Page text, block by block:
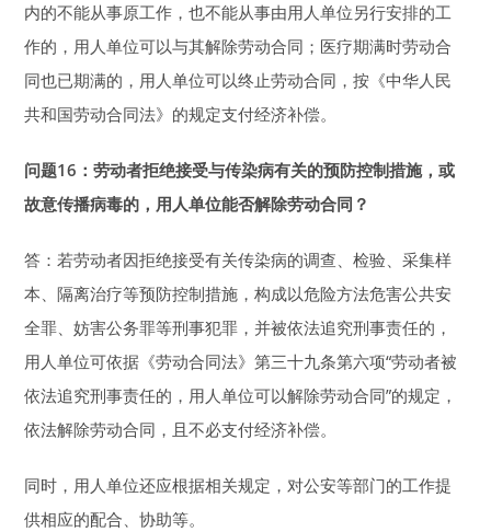
内的不能从事原工作，也不能从事由用人单位另行安排的工
作的，用人单位可以与其解除劳动合同；医疗期满时劳动合
同也已期满的，用人单位可以终止劳动合同，按《中华人民
共和国劳动合同法》的规定支付经济补偿。
问题16：劳动者拒绝接受与传染病有关的预防控制措施，或
故意传播病毒的， 用人单位能否解除劳动合同？
答：若劳动者因拒绝接受有关传染病的调查、检验、采集样
本、隔离治疗等预防控制措施，构成以危险方法危害公共安
全罪、妨害公务罪等刑事犯罪，并被依法追究刑事责任的，
用人单位可依据《劳动合同法》第三十九条第六项“劳动者被
依法追究刑事责任的，用人单位可以解除劳动合同”的规定，
依法解除劳动合同，且不必支付经济补偿。
同时，用人单位还应根据相关规定，对公安等部门的工作提
供相应的配合、协助等。